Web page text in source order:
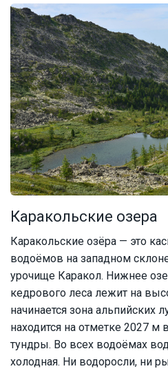
Каракольские озера
Каракольские озёра — это
водоёмов на западном
урочище Каракол. Нижнее
кедрового леса лежит на
начинается зона альпийских
находится на отметке 2027 м
тундры. Во всех водоёмах
холодная. Ни водоросли, ни